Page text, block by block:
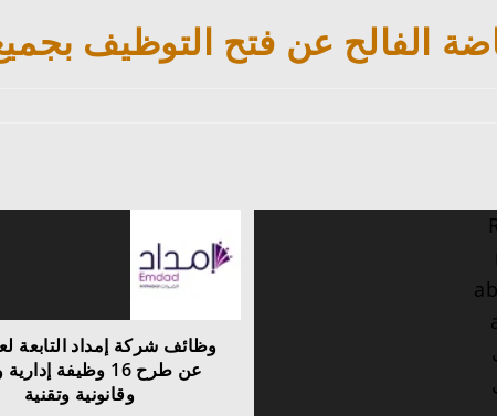
الفالح عن فتح التوظيف
وظائف شركة إمداد التابعة
عن طرح 16 وظيفة
وقانونية وتقنية